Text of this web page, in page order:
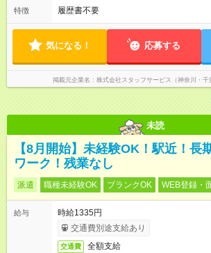
特徴 履歴書不要
気になる！ 応募する
掲載元企業名 株式会社スタッフサービス（神奈川・千
未読
【8月開始】未経験OK！駅近！長
ワーク！残業なし
派遣 職種未経験OK ブランクOK WEB登録・
給与
時給1335円
交通費別途支給あり
交通費 全額支給